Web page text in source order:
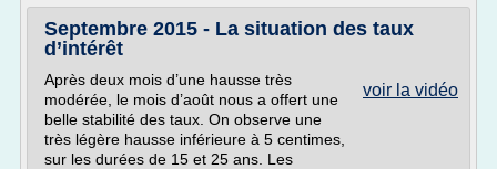
Septembre 2015 - La situation des taux
d’intérêt
voir la vidéo
Après deux mois d’une hausse très
modérée, le mois d’août nous a offert une
belle stabilité des taux. On observe une
très légère hausse inférieure à 5 centimes,
sur les durées de 15 et 25 ans. Les